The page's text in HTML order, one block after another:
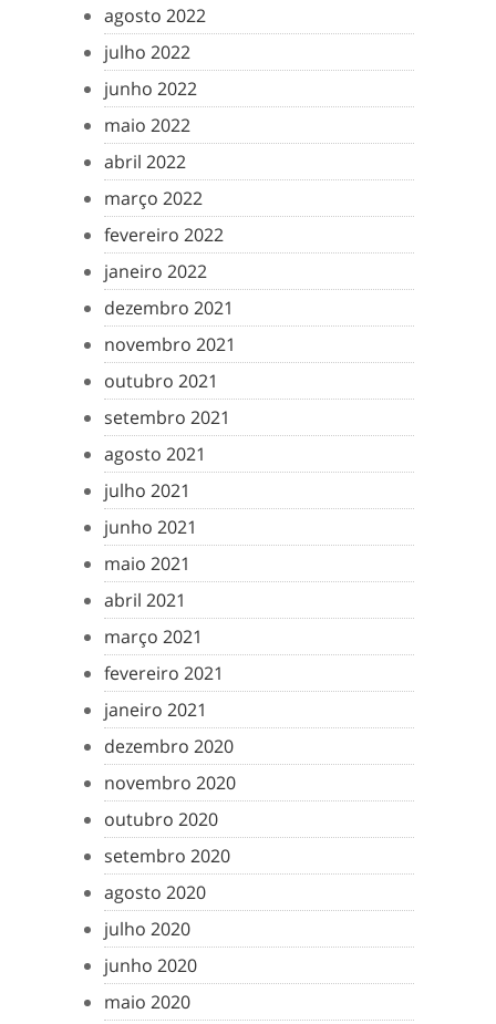
agosto 2022
julho 2022
junho 2022
maio 2022
abril 2022
março 2022
fevereiro 2022
janeiro 2022
dezembro 2021
novembro 2021
outubro 2021
setembro 2021
agosto 2021
julho 2021
junho 2021
maio 2021
abril 2021
março 2021
fevereiro 2021
janeiro 2021
dezembro 2020
novembro 2020
outubro 2020
setembro 2020
agosto 2020
julho 2020
junho 2020
maio 2020